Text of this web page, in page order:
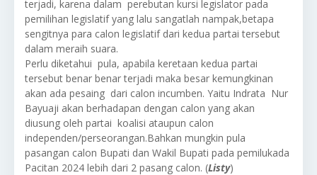
terjadi, karena dalam perebutan kursi legislator pada
pemilihan legislatif yang lalu sangatlah nampak,betapa
sengitnya para calon legislatif dari kedua partai tersebut
dalam meraih suara.
Perlu diketahui pula, apabila keretaan kedua partai
tersebut benar benar terjadi maka besar kemungkinan
akan ada pesaing dari calon incumben. Yaitu Indrata Nur
Bayuaji akan berhadapan dengan calon yang akan
diusung oleh partai koalisi ataupun calon
independen/perseorangan.Bahkan mungkin pula
pasangan calon Bupati dan Wakil Bupati pada pemilukada
Pacitan 2024 lebih dari 2 pasang calon. (Listy)